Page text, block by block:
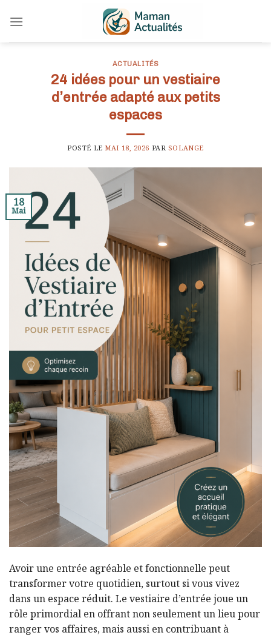
ACTUALITÉS
24 idées pour un vestiaire
d’entrée adapté aux petits
espaces
POSTÉ LE MAI 18, 2026 PAR SOLANGE
18
Mai
Avoir une entrée agréable et fonctionnelle peut
transformer votre quotidien, surtout si vous vivez
dans un espace réduit. Le vestiaire d’entrée joue un
rôle primordial en offrant non seulement un lieu pour
ranger vos affaires, mais aussi en contribuant à